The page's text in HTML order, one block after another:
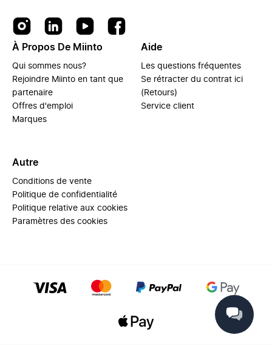
À Propos De Miinto
Qui sommes nous?
Rejoindre Miinto en tant que
partenaire
Offres d'emploi
Marques
Aide
Les questions fréquentes
Se rétracter du contrat ici
(Retours)
Service client
Autre
Conditions de vente
Politique de confidentialité
Politique relative aux cookies
Paramètres des cookies